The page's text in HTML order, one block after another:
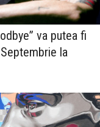
va putea fi
la